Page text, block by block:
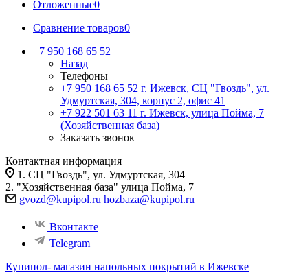
Отложенные0
Сравнение товаров0
+7 950 168 65 52
Назад
Телефоны
+7 950 168 65 52 г. Ижевск, СЦ "Гвоздь", ул.
Удмуртская, 304, корпус 2, офис 41
+7 922 501 63 11 г. Ижевск, улица Пойма, 7
(Хозяйственная база)
Заказать звонок
Контактная информация
1. СЦ "Гвоздь", ул. Удмуртская, 304
2. "Хозяйственная база" улица Пойма, 7
gvozd@kupipol.ru hozbaza@kupipol.ru
Вконтакте
Telegram
Купипол- магазин напольных покрытий в Ижевске